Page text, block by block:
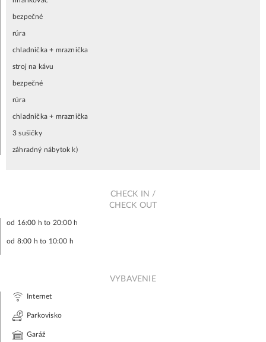
bezpečné
rúra
chladnička + mraznička
stroj na kávu
bezpečné
rúra
chladnička + mraznička
3 sušičky
záhradný nábytok k)
CHECK IN /
CHECK OUT
od 16:00 h to 20:00 h
od 8:00 h to 10:00 h
VYBAVENIE
Internet
Parkovisko
Garáž